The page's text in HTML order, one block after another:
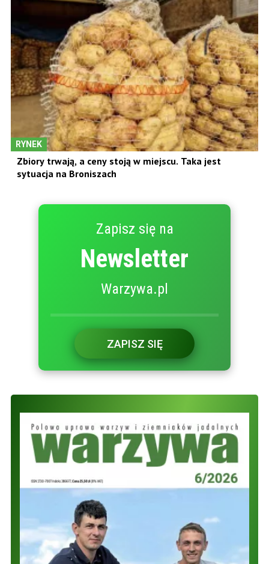
RYNEK
Zbiory trwają, a ceny stoją w miejscu. Taka jest
sytuacja na Broniszach
Zapisz się na
Newsletter
Warzywa.pl
ZAPISZ SIĘ